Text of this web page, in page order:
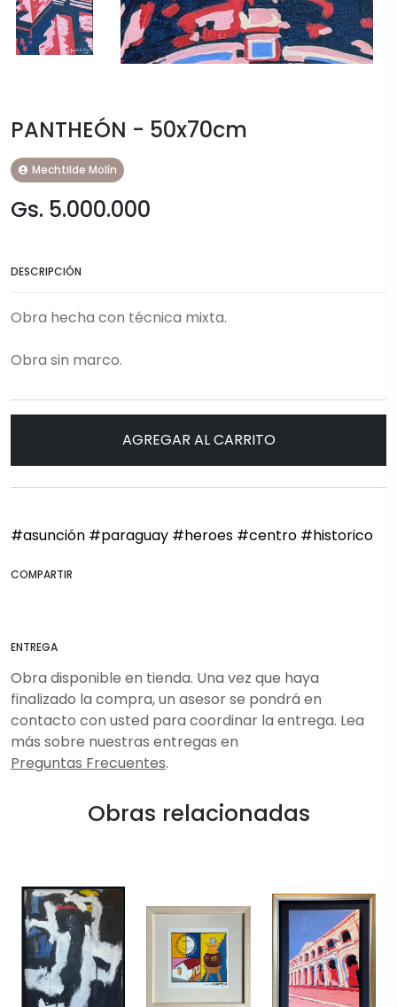
PANTHEÓN - 50x70cm
Mechtilde Molín
Gs. 5.000.000
DESCRIPCIÓN
Obra hecha con técnica mixta.
Obra sin marco.
AGREGAR AL CARRITO
#asunción #paraguay #heroes #centro #historico
COMPARTIR
ENTREGA
Obra disponible en tienda. Una vez que haya
finalizado la compra, un asesor se pondrá en
contacto con usted para coordinar la entrega. Lea
más sobre nuestras entregas en
Preguntas Frecuentes.
Obras relacionadas